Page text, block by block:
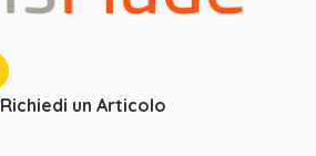
Richiedi un Articolo